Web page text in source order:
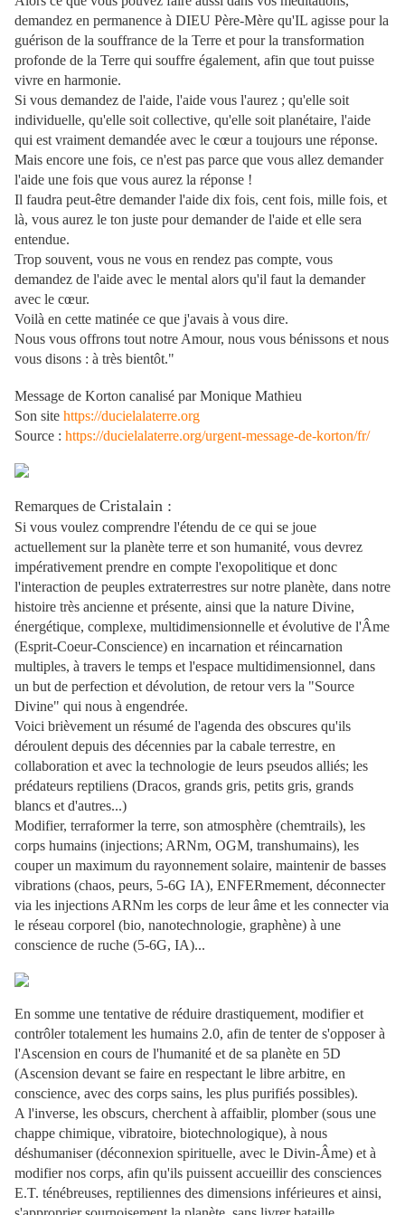
demandez en permanence à DIEU Père-Mère qu'IL agisse pour la
guérison de la souffrance de la Terre et pour la transformation
profonde de la Terre qui souffre également, afin que tout puisse
vivre en harmonie.
Si vous demandez de l'aide, l'aide vous l'aurez ; qu'elle soit
individuelle, qu'elle soit collective, qu'elle soit planétaire, l'aide
qui est vraiment demandée avec le cœur a toujours une réponse.
Mais encore une fois, ce n'est pas parce que vous allez demander
l'aide une fois que vous aurez la réponse !
Il faudra peut-être demander l'aide dix fois, cent fois, mille fois, et
là, vous aurez le ton juste pour demander de l'aide et elle sera
entendue.
Trop souvent, vous ne vous en rendez pas compte, vous
demandez de l'aide avec le mental alors qu'il faut la demander
avec le cœur.
Voilà en cette matinée ce que j'avais à vous dire.
Nous vous offrons tout notre Amour, nous vous bénissons et nous
vous disons : à très bientôt."
Message de Korton canalisé par Monique Mathieu
Son site https://ducielalaterre.org
Source : https://ducielalaterre.org/urgent-message-de-korton/fr/
Remarques de Cristalain :
Si vous voulez comprendre l'étendu de ce qui se joue
actuellement sur la planète terre et son humanité, vous devrez
impérativement prendre en compte l'exopolitique et donc
l'interaction de peuples extraterrestres sur notre planète, dans notre
histoire très ancienne et présente, ainsi que la nature Divine,
énergétique, complexe, multidimensionnelle et évolutive de l'Âme
(Esprit-Coeur-Conscience) en incarnation et réincarnation
multiples, à travers le temps et l'espace multidimensionnel, dans
un but de perfection et dévolution, de retour vers la "Source
Divine" qui nous à engendrée.
Voici brièvement un résumé de l'agenda des obscures qu'ils
déroulent depuis des décennies par la cabale terrestre, en
collaboration et avec la technologie de leurs pseudos alliés; les
prédateurs reptiliens (Dracos, grands gris, petits gris, grands
blancs et d'autres...)
Modifier, terraformer la terre, son atmosphère (chemtrails), les
corps humains (injections; ARNm, OGM, transhumains), les
couper un maximum du rayonnement solaire, maintenir de basses
vibrations (chaos, peurs, 5-6G IA), ENFERmement, déconnecter
via les injections ARNm les corps de leur âme et les connecter via
le réseau corporel (bio, nanotechnologie, graphène) à une
conscience de ruche (5-6G, IA)...
En somme une tentative de réduire drastiquement, modifier et
contrôler totalement les humains 2.0, afin de tenter de s'opposer à
l'Ascension en cours de l'humanité et de sa planète en 5D
(Ascension devant se faire en respectant le libre arbitre, en
conscience, avec des corps sains, les plus purifiés possibles).
A l'inverse, les obscurs, cherchent à affaiblir, plomber (sous une
chappe chimique, vibratoire, biotechnologique), à nous
déshumaniser (déconnexion spirituelle, avec le Divin-Âme) et à
modifier nos corps, afin qu'ils puissent accueillir des consciences
E.T. ténébreuses, reptiliennes des dimensions inférieures et ainsi,